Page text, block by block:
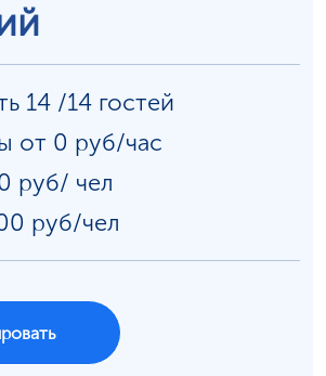
14 /14 гостей
от 0 руб/час
руб/ чел
руб/чел